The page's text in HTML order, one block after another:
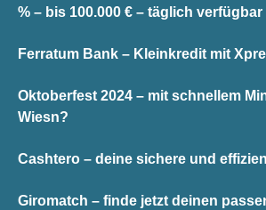
% – bis 100.000 € – täglich verfügbar
Ferratum Bank – Kleinkredit mit
Oktoberfest 2024 – mit schnellem
Wiesn?
Cashtero – deine sichere und
Giromatch – finde jetzt deinen